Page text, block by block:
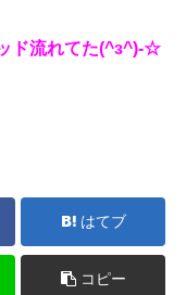
ド流れてた(^з^)-☆
はてブ
コピー